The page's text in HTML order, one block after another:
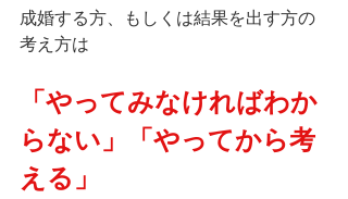
成婚する方、もしくは結果を出す方の
考え方は
「やってみなければわか
らない」「やってから考
える」